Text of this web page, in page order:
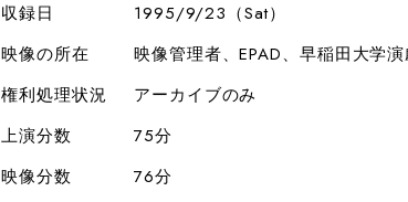
収録日
1995/9/23（Sat）
映像の所在
映像管理者、EPAD、早稲田大学
権利処理状況
アーカイブのみ
上演分数
75分
映像分数
76分